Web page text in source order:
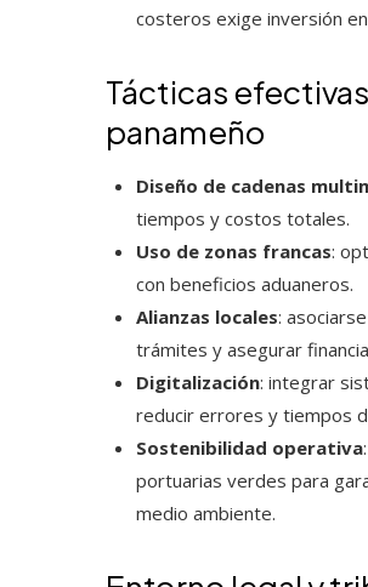
costeros exige inversión
Tácticas
panameño
Diseño de cadenas
tiempos y costos totales.
Uso de zonas francas:
con beneficios aduaneros.
Alianzas locales:
trámites y asegurar
Digitalización: integrar
reducir errores y tiempos
Sostenibilidad operativa
portuarias verdes para
medio ambiente.